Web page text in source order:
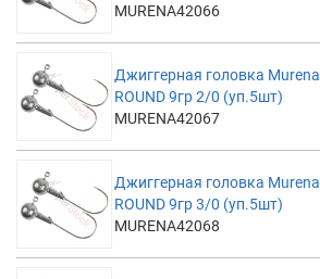
MURENA42066
Джиггерная головка Murena
ROUND 9гр 2/0 (уп.5шт)
MURENA42067
Джиггерная головка Murena
ROUND 9гр 3/0 (уп.5шт)
MURENA42068